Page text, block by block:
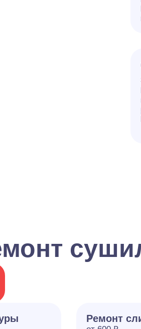
Ремонт